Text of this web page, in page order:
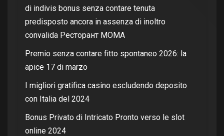
di indivis bonus senza contare tenuta
predisposto ancora in assenza di inoltro
convalida Ресторант MOMA
Premio senza contare fitto spontaneo 2026: la
apice 17 di marzo
I migliori gratifica casino escludendo deposito
con Italia del 2024
Bonus Privato di Intricato Pronto verso le slot
online 2024